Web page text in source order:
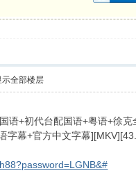
示全部楼层
语+初代台配国语+粤语+徐
字幕+官方中文字幕